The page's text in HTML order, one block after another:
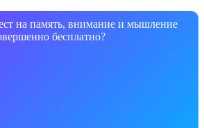
на память, внимание и мышление
бесплатно?